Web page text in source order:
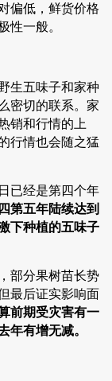
偏低，鲜货价格
性一般。
生五味子和家种
密切的联系。家
销和行情的上
行情也会随之猛
已经是第四个年
第五年陆续达到
下种植的五味子
部分果树苗长势
最后证实影响面
前期受灾害有一
年有增无减。